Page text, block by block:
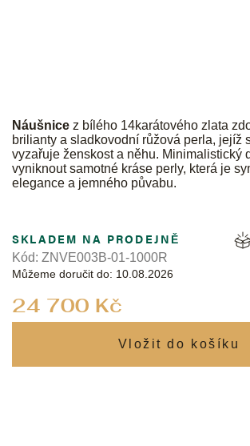
Náušnice z bílého 14karátového zlata
brilianty a sladkovodní růžová perla, jejíž
vyzařuje ženskost a něhu. Minimalistický
vyniknout samotné kráse perly, která je
elegance a jemného půvabu.
24 700 Kč
SKLADEM NA PRODEJNĚ
Můžeme doručit do: 10.08.2026
Kód: ZNVE003B-01-1000R